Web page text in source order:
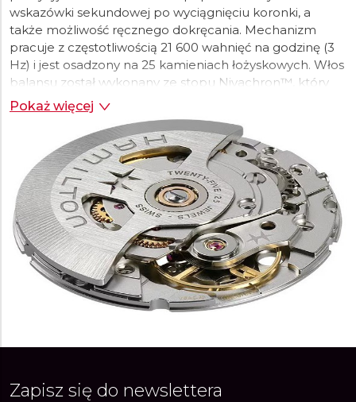
wskazówki sekundowej po wyciągnięciu koronki, a
także możliwość ręcznego dokręcania. Mechanizm
pracuje z częstotliwością 21 600 wahnięć na godzinę (3
Hz) i jest osadzony na 25 kamieniach łożyskowych. Włos
balansu został wykonany ze stopu Nivachron™, który
wykazuje wyższą odporność na zmiany temperatury
oraz pola magnetyczne, co bezpośrednio przekłada się
na lepszą dokładność chodu zegarka. Bazę
mechanizmu stanowi ETA C07.611, oparta na
sprawdzonym schemacie ETA 2824-2.
Pokaż więcej
Zapisz się do newslettera